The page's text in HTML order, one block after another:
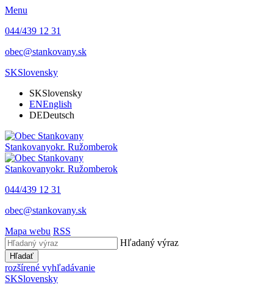
Menu
044/439 12 31
obec@stankovany.sk
SKSlovensky
SKSlovensky
ENEnglish
DEDeutsch
Stankovanyokr. Ružomberok
Stankovanyokr. Ružomberok
044/439 12 31
obec@stankovany.sk
Mapa webu RSS
Hľadaný výraz
Hľadať
rozšírené vyhľadávanie
SKSlovensky